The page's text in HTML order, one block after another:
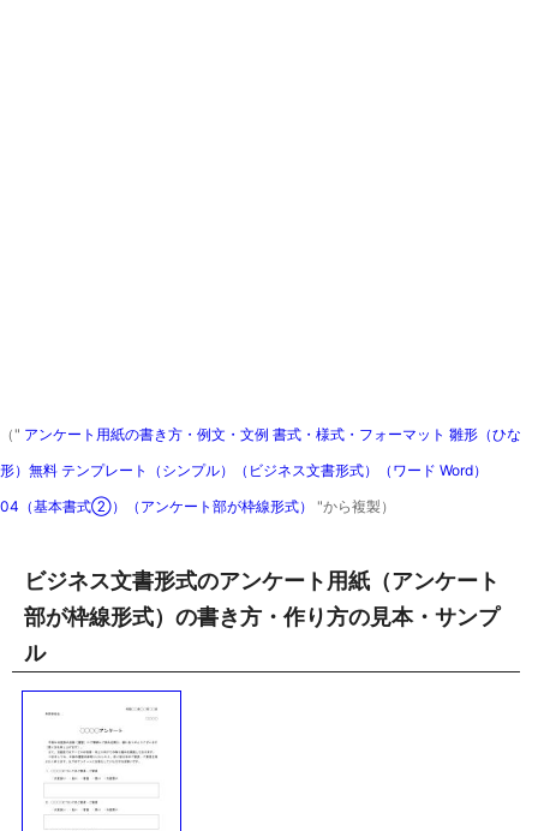
（" アンケート用紙の書き方・例文・文例 書式・様式・フォーマット 雛形（ひな
形）無料 テンプレート（シンプル）（ビジネス文書形式）（ワード Word）
04（基本書式②）（アンケート部が枠線形式） "から複製）
ビジネス文書形式のアンケート用紙（アンケート
部が枠線形式）の書き方・作り方の見本・サンプ
ル